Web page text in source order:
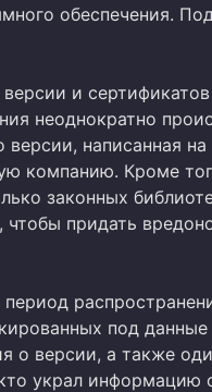
обеспечения.
и
неоднократно
написанная
компанию. Кроме
законных
придать
под
о версии, а также
украл информацию